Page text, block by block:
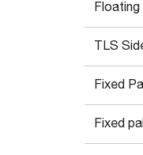
TLS
Fixed
Fixed